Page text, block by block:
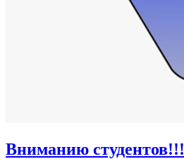
Вниманию студентов!!!